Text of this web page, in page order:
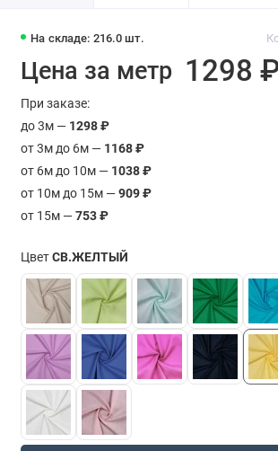
На складе: 216.0 шт.
Цена за метр 1298
При заказе:
до 3м — 1298 ₽
от 3м до 6м — 1168 ₽
от 6м до 10м — 1038 ₽
от 10м до 15м —909 ₽
от 15м —753 ₽
ЦветСВ.ЖЕЛТЫЙ